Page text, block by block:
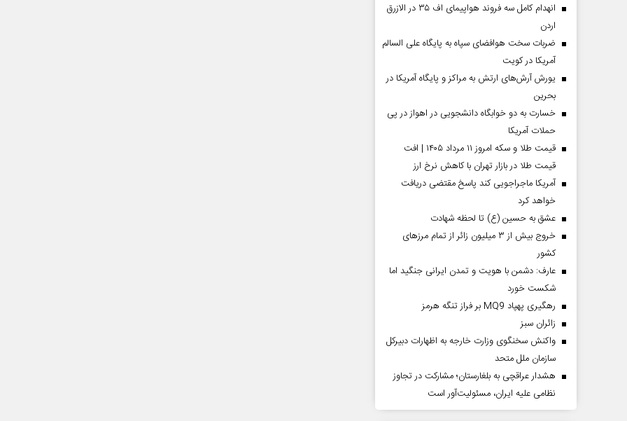
انهدام کامل سه فروند هواپیمای اف ۳۵ در الازرق
اردن
ضربات سخت هوافضای سپاه به پایگاه علی السالم
آمریکا در کویت
یورش آرش‌های ارتش به مراکز و پایگاه‌ آمریکا در
بحرین
خسارت به دو خوابگاه دانشجویی در اهواز در پی
حملات آمریکا
قیمت طلا و سکه امروز ۱۱ مرداد ۱۴۰۵ | افت
قیمت طلا در بازار تهران با کاهش نرخ ارز
آمریکا ماجراجویی کند پاسخ مقتضی دریافت
خواهد کرد
عشق به حسین (ع) تا لحظه شهادت
خروج بیش از ۳ میلیون زائر از تمام مرز‌های
کشور
عارف: دشمن با هویت و تمدن ایرانی جنگید اما
شکست خورد
رهگیری پهپاد MQ9 بر فراز تنگه هرمز
‌زائران سبز
واکنش سخنگوی وزارت خارجه به اظهارات دبیرکل
سازمان ملل متحد
هشدار عراقچی به بلغارستان؛ مشارکت در تجاوز
نظامی علیه ایران، مسئولیت‌آور است